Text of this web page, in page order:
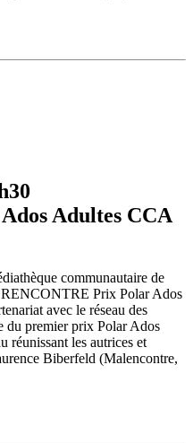
Adultes CCA
communautaire de
RENCONTRE Prix Polar Ados
avec le réseau des
du premier prix Polar Ados
réunissant les autrices et
Biberfeld (Malencontre,